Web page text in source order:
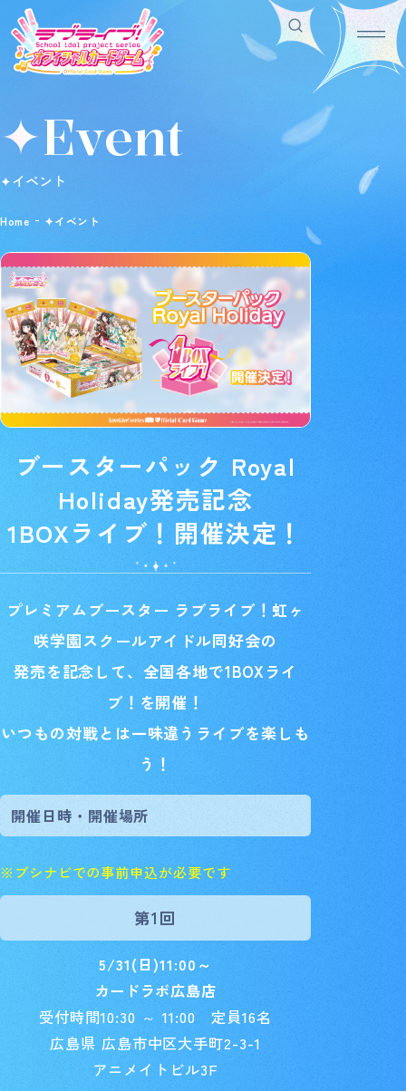
Home
ホーム
For Beginners
はじめての方へ
Rule/Q&A
ルール/Q&A
News
スケジュール
イベント お店を探す
Card List
カードを探す
Deck Recipe
デッキを作る/紹介/探す
Official
✦Event
✦イベント
Home ✦イベント
ブースターパック Royal
Holiday発売記念
1BOXライブ！開催決定！
プレミアムブースター ラブライブ！虹ヶ
咲学園スクールアイドル同好会の
発売を記念して、全国各地で1BOXライ
ブ！を開催！
いつもの対戦とは一味違うライブを楽しも
う！
開催日時・開催場所
※ブシナビでの事前申込が必要です
第1回
5/31(日)11:00～
カードラボ広島店
受付時間10:30 ～ 11:00 定員16名
広島県 広島市中区大手町2-3-1
アニメイトビル3F